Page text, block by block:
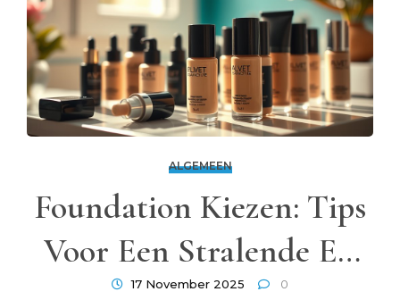
ALGEMEEN
Foundation Kiezen: Tips
Voor Een Stralende En
17 November 2025 0